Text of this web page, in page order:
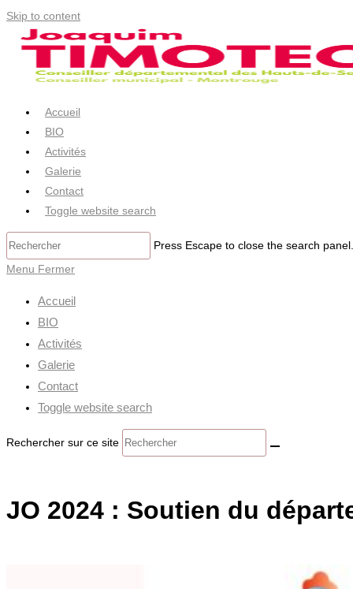
Skip to content
Accueil
BIO
Activités
Galerie
Contact
Toggle website search
Press Escape to close the search panel.
Menu Fermer
Accueil
BIO
Activités
Galerie
Contact
Toggle website search
Rechercher sur ce site
JO 2024 : Soutien du